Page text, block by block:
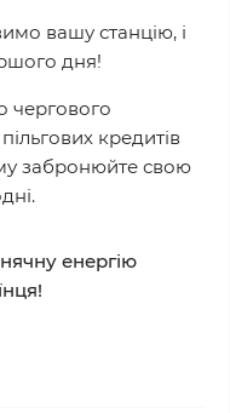
вашу станцію, і
дня!
чергового
кредитів
забронюйте свою
енергію